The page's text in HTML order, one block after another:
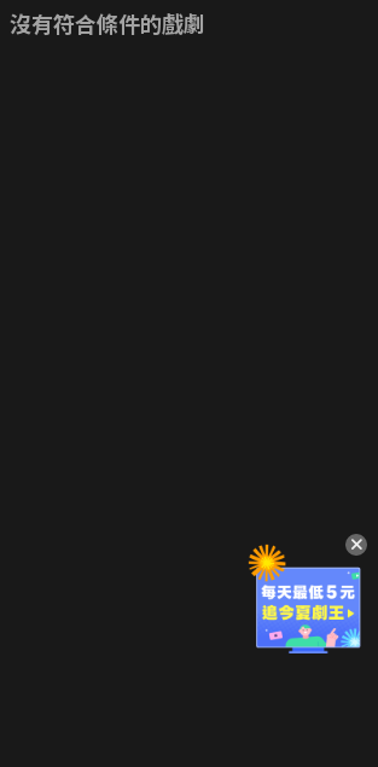
沒有符合條件的戲劇